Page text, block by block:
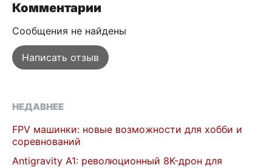
Комментарии
Сообщения не найдены
Написать отзыв
НЕДАВНЕЕ
FPV машинки: новые возможности для хобби и
соревнований
Antigravity A1: революционный 8K-дрон для